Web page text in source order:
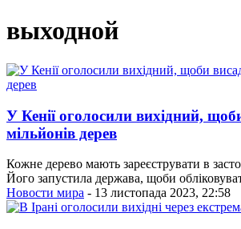
выходной
У Кенії оголосили вихідний,
мільйонів дерев
Кожне дерево мають зареєструвати в
Його запустила держава, щоби
Новости мира - 13 листопада 2023, 22:58